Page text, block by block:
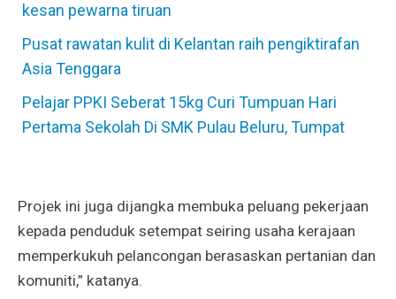
kesan pewarna tiruan
Pusat rawatan kulit di Kelantan raih pengiktirafan
Asia Tenggara
Pelajar PPKI Seberat 15kg Curi Tumpuan Hari
Pertama Sekolah Di SMK Pulau Beluru, Tumpat
Projek ini juga dijangka membuka peluang pekerjaan
kepada penduduk setempat seiring usaha kerajaan
memperkukuh pelancongan berasaskan pertanian dan
komuniti,” katanya.